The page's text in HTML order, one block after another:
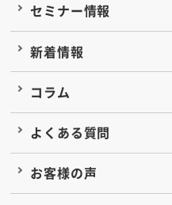
セミナー情報
新着情報
コラム
よくある質問
お客様の声